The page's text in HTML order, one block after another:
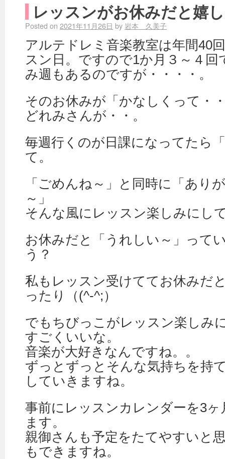
レッスンがお休みだと嬉
Posted on 2021年11月26日 by岩本 久美子
アルテドレミ音楽教室は年間40
スン日。ですので1か月３～４
み週もあるのですが・・・・。
そのお休みが「かなしくって・
どれみさんが・・。
毎週行くのが日課になってたら
て。
「ごめんね～」と同時に「あり
～」
そんな風にレッスン楽しみにし
お休みだと「うれしい～」って
う？
私もレッスン受けててお休みだ
ったり（(^-^;）
でもちびっこがレッスン楽しみ
すごくいいな。
音楽が大好きなんですね。。
ずっとずっとそんな気持ちを持
していきますね。
事前にレッスンカレンダーを3
ます。
親御さんも予定をたてやすいと
もできますね。